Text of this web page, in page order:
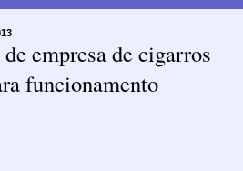
empresa de cigarros
funcionamento